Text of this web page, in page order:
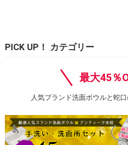
PICK UP！ カテゴリー
最大45％
人気ブランド洗面ボウルと蛇